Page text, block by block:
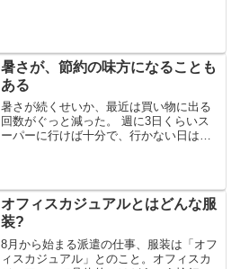
暑さが、節約の味方になることも
ある
暑さが続くせいか、最近は買い物に出る
回数がぐっと減った。 週に3日くらいス
ーパーに行けば十分で、行かない日は
切り詰めたり、けちけちし...
オフィスカジュアルとはどんな服
装?
8月から始まる派遣の仕事、服装は「オフ
ィスカジュアル」とのこと。オフィスカ